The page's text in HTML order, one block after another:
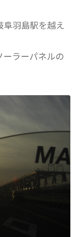
阜羽島駅を越え
ーラーパネルの